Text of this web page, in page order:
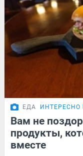
ЕДА ИНТЕРЕСНО
Вам не
продукты,
вместе